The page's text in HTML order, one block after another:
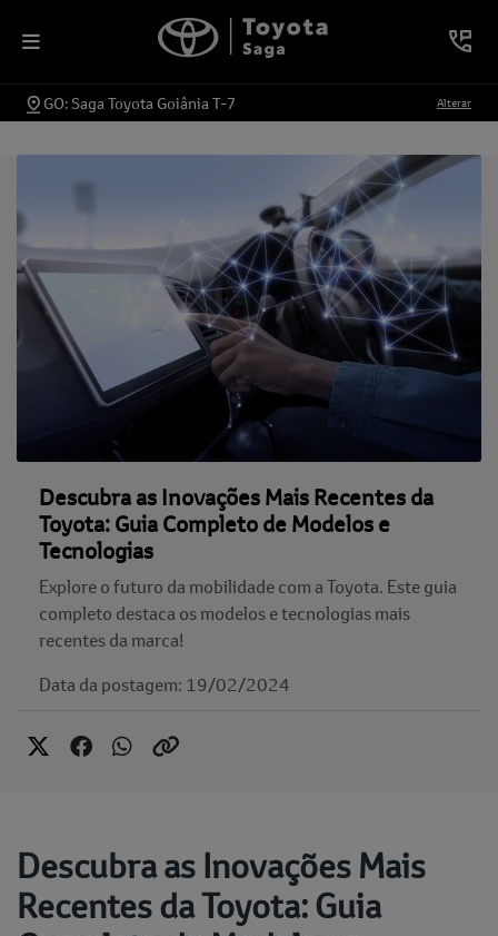
GO: Saga Toyota Goiânia T-7 Alterar
Descubra as Inovações Mais Recentes da
Toyota: Guia Completo de Modelos e
Tecnologias
Explore o futuro da mobilidade com a Toyota. Este guia
completo destaca os modelos e tecnologias mais
recentes da marca!
Data da postagem: 19/02/2024
Descubra as Inovações Mais
Recentes da Toyota: Guia